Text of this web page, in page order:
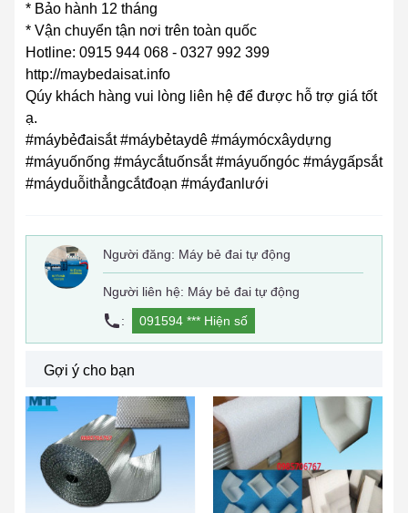
* Bảo hành 12 tháng
* Vận chuyển tận nơi trên toàn quốc
Hotline: 0915 944 068 - 0327 992 399
http://maybedaisat.info
Qúy khách hàng vui lòng liên hệ để được hỗ trợ giá tốt
ạ.
#máybẻđaisắt #máybẻtaydê #máymócxâydựng
#máyuốnống #máycắtuốnsắt #máyuốngóc #máygấpsắt
#máyduỗithẳngcắtđoạn #máyđanlưới
Người đăng: Máy bẻ đai tự động
Người liên hệ: Máy bẻ đai tự động
:
091594 *** Hiện số
Gợi ý cho bạn